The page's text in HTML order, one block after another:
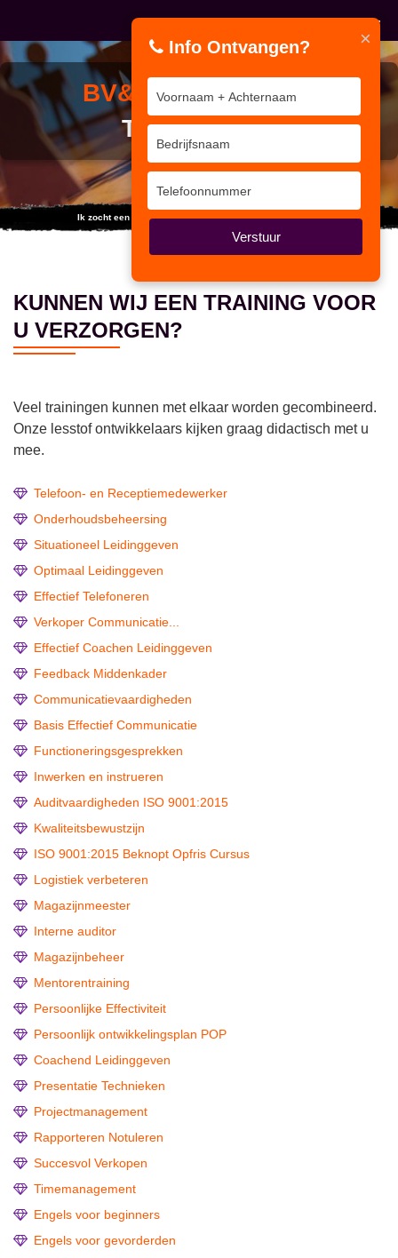
BV&T IN-COMPANY
TRAININGEN
Ik zocht een training... maar vond duizend internet sites.
KUNNEN WIJ EEN TRAINING VOOR
U VERZORGEN?
Veel trainingen kunnen met elkaar worden gecombineerd.
Onze lesstof ontwikkelaars kijken graag didactisch met u
mee.
Telefoon- en Receptiemedewerker
Onderhoudsbeheersing
Situationeel Leidinggeven
Optimaal Leidinggeven
Effectief Telefoneren
Verkoper Communicatie...
Effectief Coachen Leidinggeven
Feedback Middenkader
Communicatievaardigheden
Basis Effectief Communicatie
Functioneringsgesprekken
Inwerken en instrueren
Auditvaardigheden ISO 9001:2015
Kwaliteitsbewustzijn
ISO 9001:2015 Beknopt Opfris Cursus
Logistiek verbeteren
Magazijnmeester
Interne auditor
Magazijnbeheer
Mentorentraining
Persoonlijke Effectiviteit
Persoonlijk ontwikkelingsplan POP
Coachend Leidinggeven
Presentatie Technieken
Projectmanagement
Rapporteren Notuleren
Succesvol Verkopen
Timemanagement
Engels voor beginners
Engels voor gevorderden
×
Info Ontvangen?
Verstuur